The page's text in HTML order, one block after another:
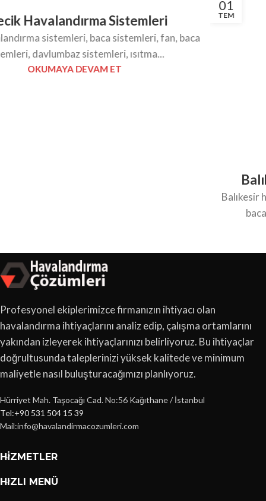
TEM Balıkesir Havalandırma Sistemleri
Balıkesir havalandırma sistemleri, baca sistemleri, fan,
baca sistemleri, davlumbaz sistemleri, ısıt...
OKUMAYA DEVAM ET
Profesyonel ekiplerimizce firmanızın ihtiyacı olan
havalandırma ihtiyaçlarını analiz edip, çalışma ortamlarını
yakından izleyerek ihtiyaçlarınızı belirliyoruz. Bu ihtiyaçlar
doğrultusunda taleplerinizi yüksek kalitede ve minimum
maliyetle nasıl buluşturacağımızı planlıyoruz.
Hürriyet Mah. Taşocağı Cad. No:56 Kağıthane / İstanbul
Tel:+90 531 504 15 39
Mail:info@havalandirmacozumleri.com
HIZMETLER
HIZLI MENÜ